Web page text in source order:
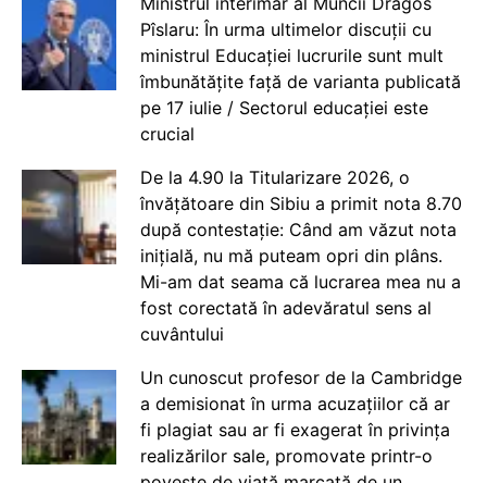
Pîslaru: În urma ultimelor discuții cu
ministrul Educației lucrurile sunt mult
îmbunătățite față de varianta publicată
pe 17 iulie / Sectorul educației este
crucial
De la 4.90 la Titularizare 2026, o
învățătoare din Sibiu a primit nota 8.70
după contestație: Când am văzut nota
inițială, nu mă puteam opri din plâns.
Mi-am dat seama că lucrarea mea nu a
fost corectată în adevăratul sens al
cuvântului
Un cunoscut profesor de la Cambridge
a demisionat în urma acuzațiilor că ar
fi plagiat sau ar fi exagerat în privința
realizărilor sale, promovate printr-o